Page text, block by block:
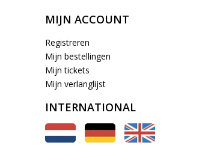
MIJN ACCOUNT
Registreren
Mijn bestellingen
Mijn tickets
Mijn verlanglijst
INTERNATIONAL